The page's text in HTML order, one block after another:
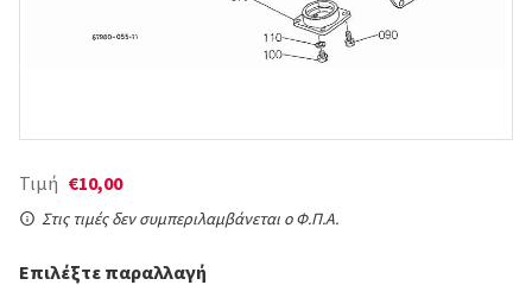
Τιμή €10,00
Στις τιμές δεν συμπεριλαμβάνεται ο Φ.Π.Α.
Επιλέξτε παραλλαγή